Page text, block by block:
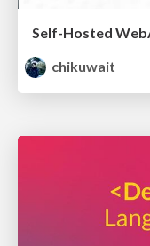
chikuwait